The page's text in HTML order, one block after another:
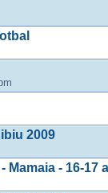
2009
Mamaia - 16-17